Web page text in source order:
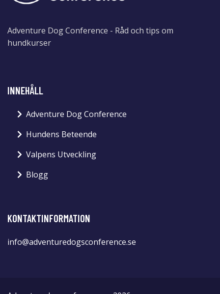
Adventure Dog Conference - Råd och tips om
hundkurser
INNEHÅLL
Adventure Dog Conference
Hundens Beteende
Valpens Utveckling
Blogg
KONTAKTINFORMATION
info@adventuredogsconference.se